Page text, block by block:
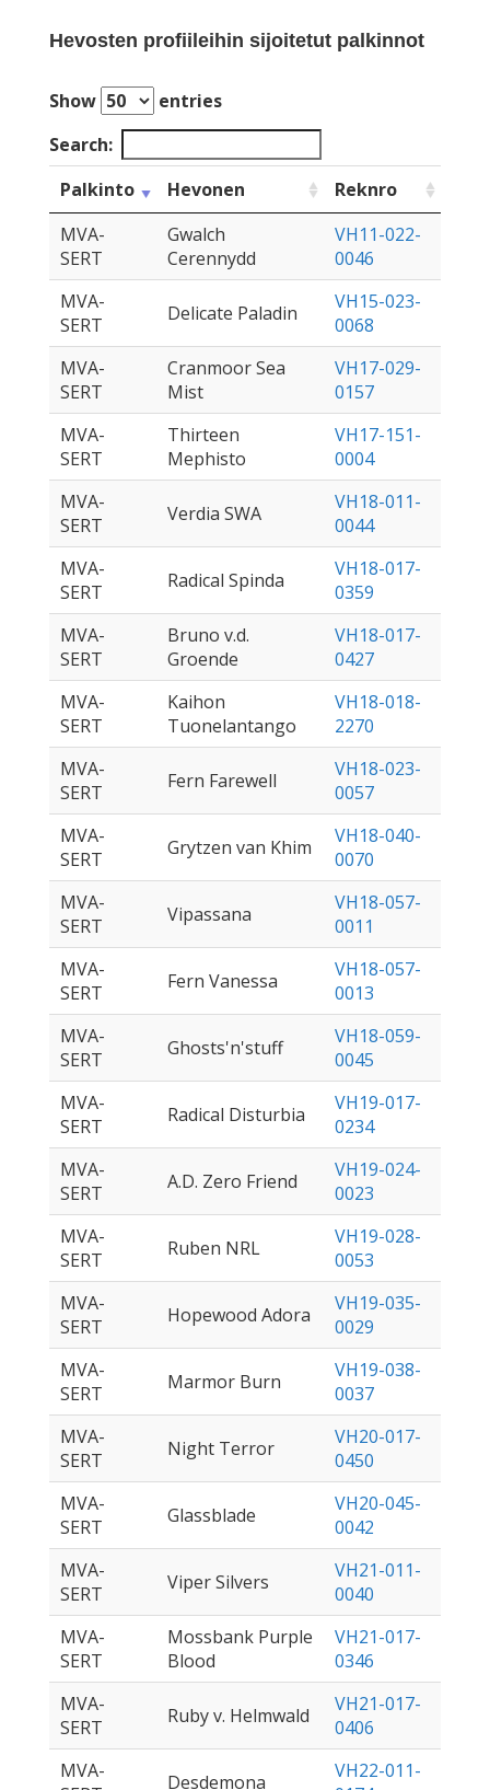
Hevosten profiileihin sijoitetut palkinnot
Show
entries
Search:
Palkinto
Hevonen
Reknro
MVA-
SERT
Gwalch
Cerennydd
VH11-022-
0046
MVA-
SERT
Delicate Paladin
VH15-023-
0068
MVA-
SERT
Cranmoor Sea
Mist
VH17-029-
0157
MVA-
SERT
Thirteen
Mephisto
VH17-151-
0004
MVA-
SERT
Verdia SWA
VH18-011-
0044
MVA-
SERT
Radical Spinda
VH18-017-
0359
MVA-
SERT
Bruno v.d.
Groende
VH18-017-
0427
MVA-
SERT
Kaihon
Tuonelantango
VH18-018-
2270
MVA-
SERT
Fern Farewell
VH18-023-
0057
MVA-
SERT
Grytzen van Khim
VH18-040-
0070
MVA-
SERT
Vipassana
VH18-057-
0011
MVA-
SERT
Fern Vanessa
VH18-057-
0013
MVA-
SERT
Ghosts'n'stuff
VH18-059-
0045
MVA-
SERT
Radical Disturbia
VH19-017-
0234
MVA-
SERT
A.D. Zero Friend
VH19-024-
0023
MVA-
SERT
Ruben NRL
VH19-028-
0053
MVA-
SERT
Hopewood Adora
VH19-035-
0029
MVA-
SERT
Marmor Burn
VH19-038-
0037
MVA-
SERT
Night Terror
VH20-017-
0450
MVA-
SERT
Glassblade
VH20-045-
0042
MVA-
SERT
Viper Silvers
VH21-011-
0040
MVA-
SERT
Mossbank Purple
Blood
VH21-017-
0346
MVA-
SERT
Ruby v. Helmwald
VH21-017-
0406
MVA-
Desdemona
VH22-011-